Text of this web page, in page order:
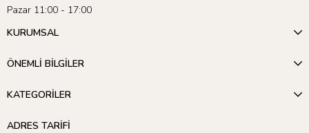
Pazar 11:00 - 17:00
KURUMSAL
ÖNEMLİ BİLGİLER
KATEGORİLER
ADRES TARİFİ